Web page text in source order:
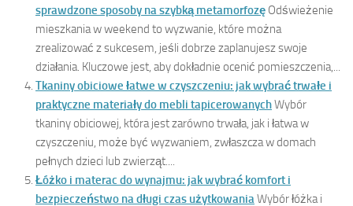
sprawdzone sposoby na szybką metamorfozę Odświeżenie
mieszkania w weekend to wyzwanie, które można
zrealizować z sukcesem, jeśli dobrze zaplanujesz swoje
działania. Kluczowe jest, aby dokładnie ocenić pomieszczenia,...
Tkaniny obiciowe łatwe w czyszczeniu: jak wybrać trwałe i
praktyczne materiały do mebli tapicerowanychWybór
tkaniny obiciowej, która jest zarówno trwała, jak i łatwa w
czyszczeniu, może być wyzwaniem, zwłaszcza w domach
pełnych dzieci lub zwierząt....
Łóżko i materac do wynajmu: jak wybrać komfort i
bezpieczeństwo na długi czas użytkowaniaWybór łóżka i